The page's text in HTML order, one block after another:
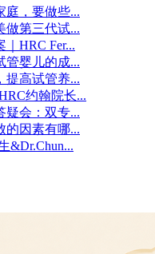
庭，要做些...
做第三代试...
HRC Fer...
管婴儿的成...
提高试管养...
约翰院长...
疑会：双专...
的因素有哪...
&Dr.Chun...